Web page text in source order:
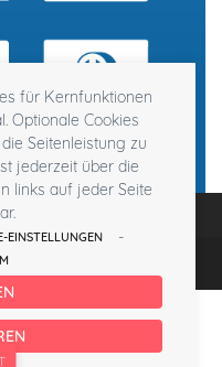
für Kernfunktionen
Optionale Cookies
Seitenleistung zu
jederzeit über die
links auf jeder Seite
EINSTELLUNGEN -
CookiesAGB